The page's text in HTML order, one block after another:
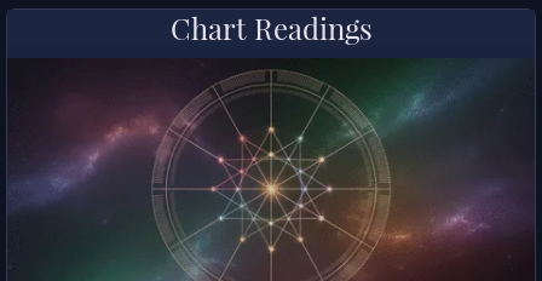
Chart Readings